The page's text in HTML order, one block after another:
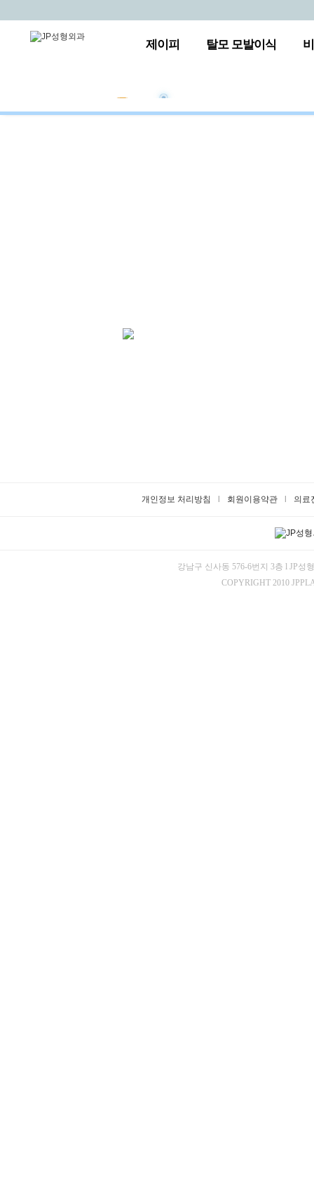
제이피 탈모 모발이식
개인정보 처리방침 회원이용약관 의료
강남구 신사동 576-6번지 3층 l JP성
COPYRIGHT 2010